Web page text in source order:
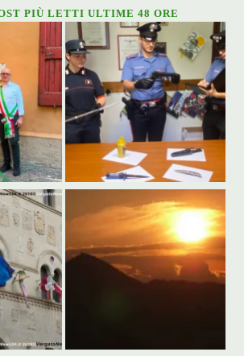
PIÙ LETTI ULTIME 48 ORE